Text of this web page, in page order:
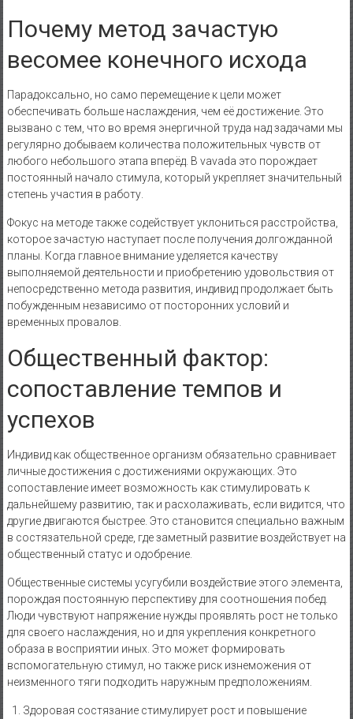
Почему метод зачастую
весомее конечного исхода
Парадоксально, но само перемещение к цели может
обеспечивать больше наслаждения, чем её достижение. Это
вызвано с тем, что во время энергичной труда над задачами мы
регулярно добываем количества положительных чувств от
любого небольшого этапа вперёд. В vavada это порождает
постоянный начало стимула, который укрепляет значительный
степень участия в работу.
Фокус на методе также содействует уклониться расстройства,
которое зачастую наступает после получения долгожданной
планы. Когда главное внимание уделяется качеству
выполняемой деятельности и приобретению удовольствия от
непосредственно метода развития, индивид продолжает быть
побужденным независимо от посторонних условий и
временных провалов.
Общественный фактор:
сопоставление темпов и
успехов
Индивид как общественное организм обязательно сравнивает
личные достижения с достижениями окружающих. Это
сопоставление имеет возможность как стимулировать к
дальнейшему развитию, так и расхолаживать, если видится, что
другие двигаются быстрее. Это становится специально важным
в состязательной среде, где заметный развитие воздействует на
общественный статус и одобрение.
Общественные системы усугубили воздействие этого элемента,
порождая постоянную перспективу для соотношения побед.
Люди чувствуют напряжение нужды проявлять рост не только
для своего наслаждения, но и для укрепления конкретного
образа в восприятии иных. Это может формировать
вспомогательную стимул, но также риск изнеможения от
неизменного тяги подходить наружным предположениям.
Здоровая состязание стимулирует рост и повышение